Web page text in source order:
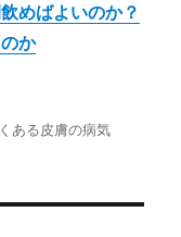
めばよいのか？
か
ある皮膚の病気